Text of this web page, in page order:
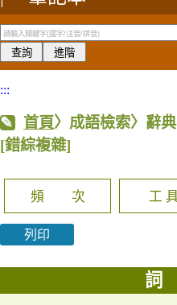
:::
首頁〉成語檢索〉辭
[錯綜複雜]
頻 次 工
列印